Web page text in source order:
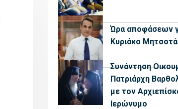
Ώρα αποφάσεων
Κυριάκο
Συνάντηση
Πατριάρχη
με τον
Ιερώνυμο